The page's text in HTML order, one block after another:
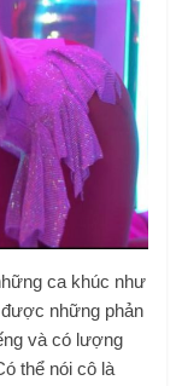
ca khúc như
những phản
và có lượng
thể nói cô là